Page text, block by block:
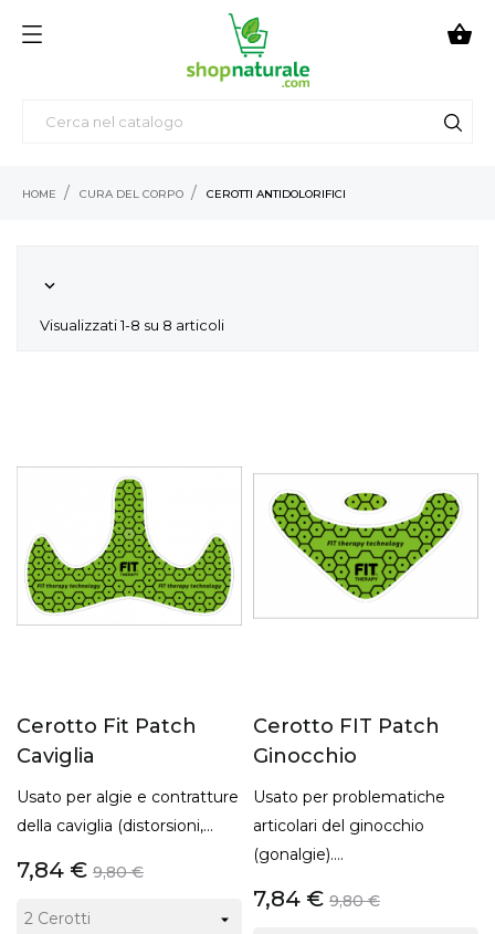

HOME CURA DEL CORPO CEROTTI ANTIDOLORIFICI

Visualizzati 1-8 su 8 articoli
Cerotto Fit Patch
Caviglia
Usato per algie e contratture
della caviglia (distorsioni,...
7,84 € 9,80 €
Cerotto FIT Patch
Ginocchio
Usato per problematiche
articolari del ginocchio
(gonalgie)....
7,84 € 9,80 €